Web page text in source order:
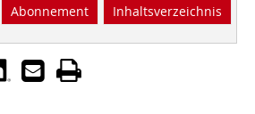
Abonnement Inhaltsverzeichnis